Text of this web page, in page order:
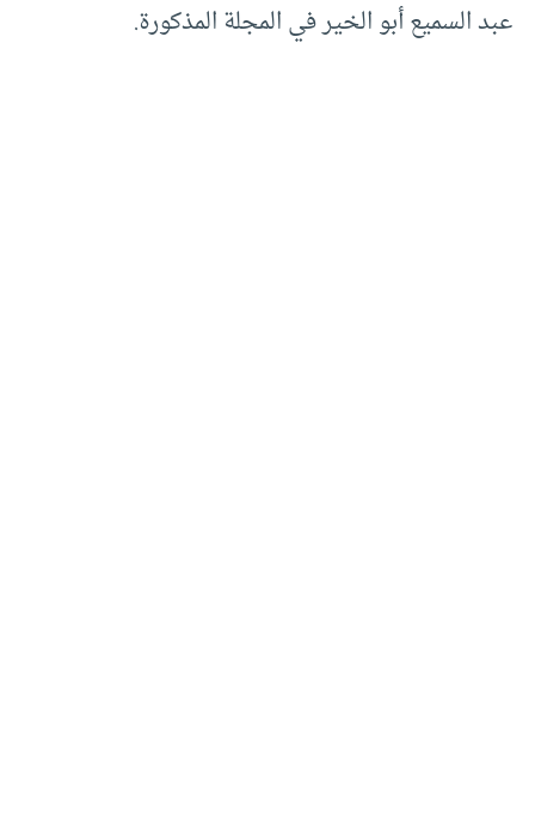
عبد السميع أبو الخير في المجلة المذكورة.